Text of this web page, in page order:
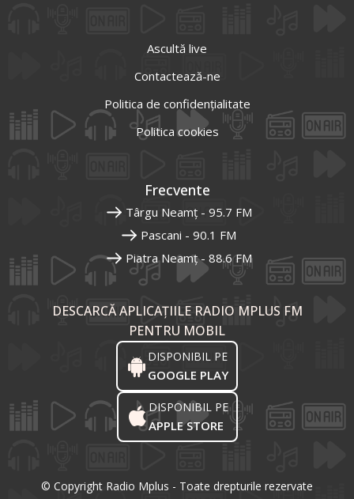
Ascultă live
Contactează-ne
Politica de confidențialitate
Politica cookies
Frecvente
Târgu Neamț - 95.7 FM
Pascani - 90.1 FM
Piatra Neamț - 88.6 FM
DESCARCĂ APLICAȚIILE RADIO MPLUS FM
PENTRU MOBIL
DISPONIBIL PE
GOOGLE PLAY
DISPONIBIL PE
APPLE STORE
© Copyright Radio Mplus - Toate drepturile rezervate